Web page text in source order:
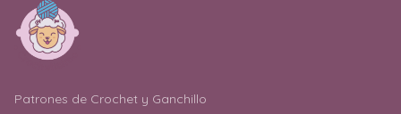
Patrones de Crochet y Ganchillo